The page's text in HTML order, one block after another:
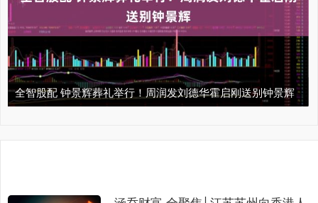
全智股配 钟景辉葬礼举行！周润发刘德华霍启刚送别钟景辉